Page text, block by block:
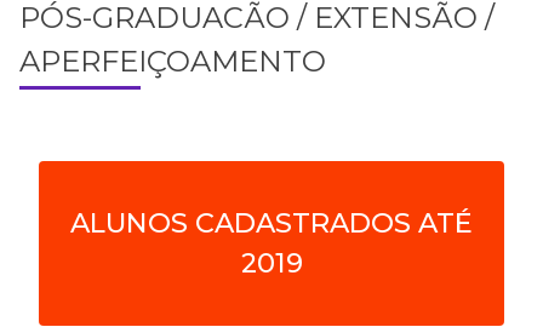
PÓS-GRADUACÃO / EXTENSÃO /
APERFEIÇOAMENTO
ALUNOS CADASTRADOS ATÉ
2019